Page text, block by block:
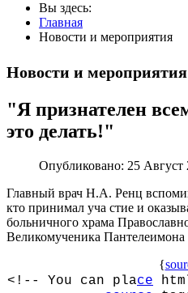
Вы здесь:
Главная
Новости и мероприятия
Новости и мероприятия
"Я признателен
это делать!"
Опубликовано: 25 Август
Главный врач Н.А. Ренц
кто принимал уча стие и
больничного храма
Великомученика Пантелеимона
{
<!-- You can place